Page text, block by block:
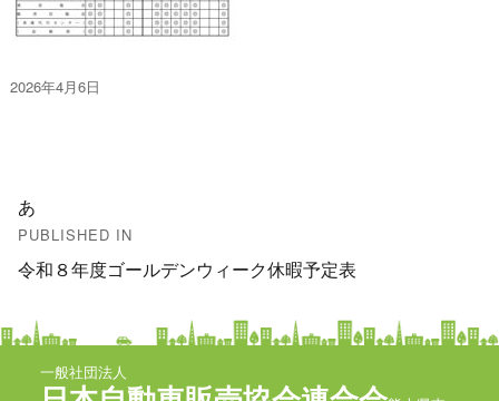
投
2026年4月6日
稿
ナ
ビ
ゲ
あ
PUBLISHED IN
令和８年度ゴールデンウィーク休暇予定表
一般社団法人